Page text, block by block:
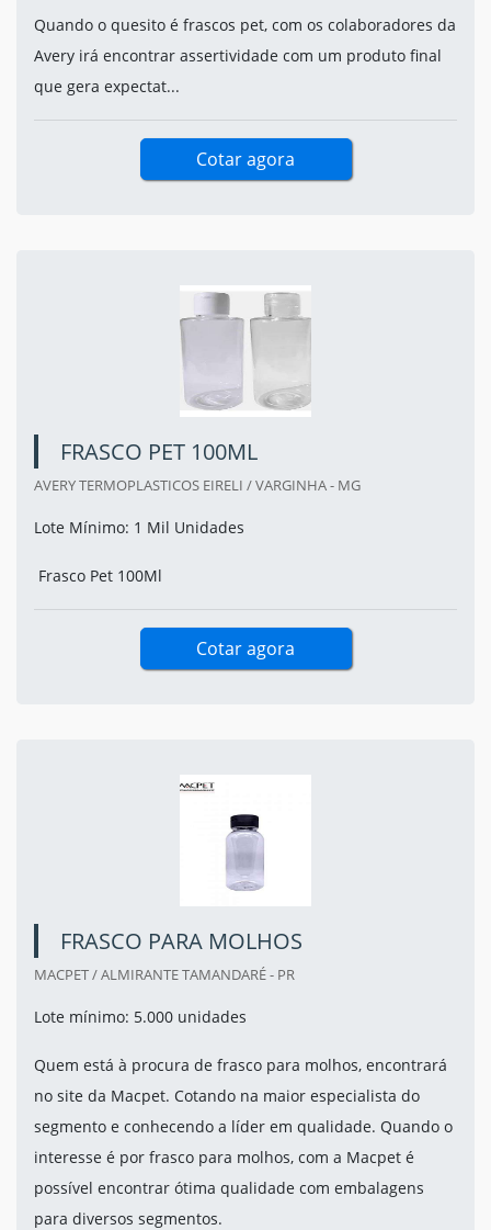
Quando o quesito é frascos pet, com os colaboradores da
Avery irá encontrar assertividade com um produto final
que gera expectat...
Cotar agora
FRASCO PET 100ML
AVERY TERMOPLASTICOS EIRELI / VARGINHA - MG
Lote Mínimo: 1 Mil Unidades
Frasco Pet 100Ml
Cotar agora
FRASCO PARA MOLHOS
MACPET / ALMIRANTE TAMANDARÉ - PR
Lote mínimo: 5.000 unidades
Quem está à procura de frasco para molhos, encontrará
no site da Macpet. Cotando na maior especialista do
segmento e conhecendo a líder em qualidade. Quando o
interesse é por frasco para molhos, com a Macpet é
possível encontrar ótima qualidade com embalagens
para diversos segmentos.